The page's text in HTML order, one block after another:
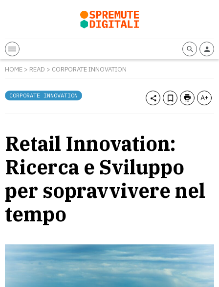
HOME > READ > CORPORATE INNOVATION
CORPORATE INNOVATION
Retail Innovation:
Ricerca e Sviluppo
per sopravvivere nel
tempo